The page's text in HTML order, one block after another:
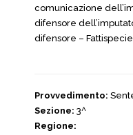
comunicazione
difensore
difensore –
Provvedimento:
Sezione: 3^
Regione: